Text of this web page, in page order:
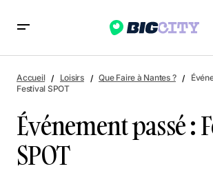
Événement passé : Festival SPOT
Accueil Loisirs Que Faire à Nantes ?
Festival SPOT
Événement passé :
SPOT